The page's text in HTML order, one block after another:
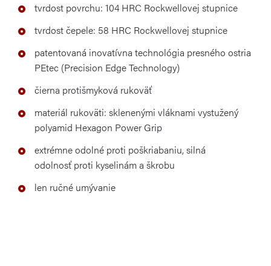
tvrdost povrchu: 104 HRC Rockwellovej stupnice
tvrdost čepele: 58 HRC Rockwellovej stupnice
patentovaná inovatívna technológia presného ostria
PEtec (Precision Edge Technology)
čierna protišmyková rukoväť
materiál rukoväti: sklenenými vláknami vystužený
polyamid Hexagon Power Grip
extrémne odolné proti poškriabaniu, silná
odolnosť proti kyselinám a škrobu
len ručné umývanie